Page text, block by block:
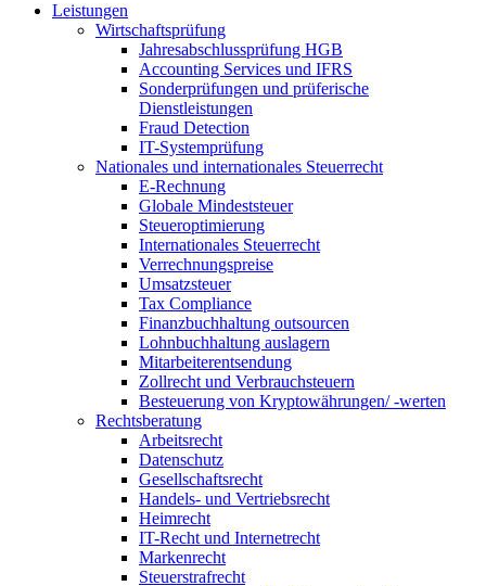
Leistungen
Wirtschaftsprüfung
Jahresabschlussprüfung HGB
Accounting Services und IFRS
Sonderprüfungen und prüferische
Dienstleistungen
Fraud Detection
IT-Systemprüfung
Nationales und internationales Steuerrecht
E-Rechnung
Globale Mindeststeuer
Steueroptimierung
Internationales Steuerrecht
Verrechnungspreise
Umsatzsteuer
Tax Compliance
Finanzbuchhaltung outsourcen
Lohnbuchhaltung auslagern
Mitarbeiterentsendung
Zollrecht und Verbrauchsteuern
Besteuerung von Kryptowährungen/ -werten
Rechtsberatung
Arbeitsrecht
Datenschutz
Gesellschaftsrecht
Handels- und Vertriebsrecht
Heimrecht
IT-Recht und Internetrecht
Markenrecht
Steuerstrafrecht